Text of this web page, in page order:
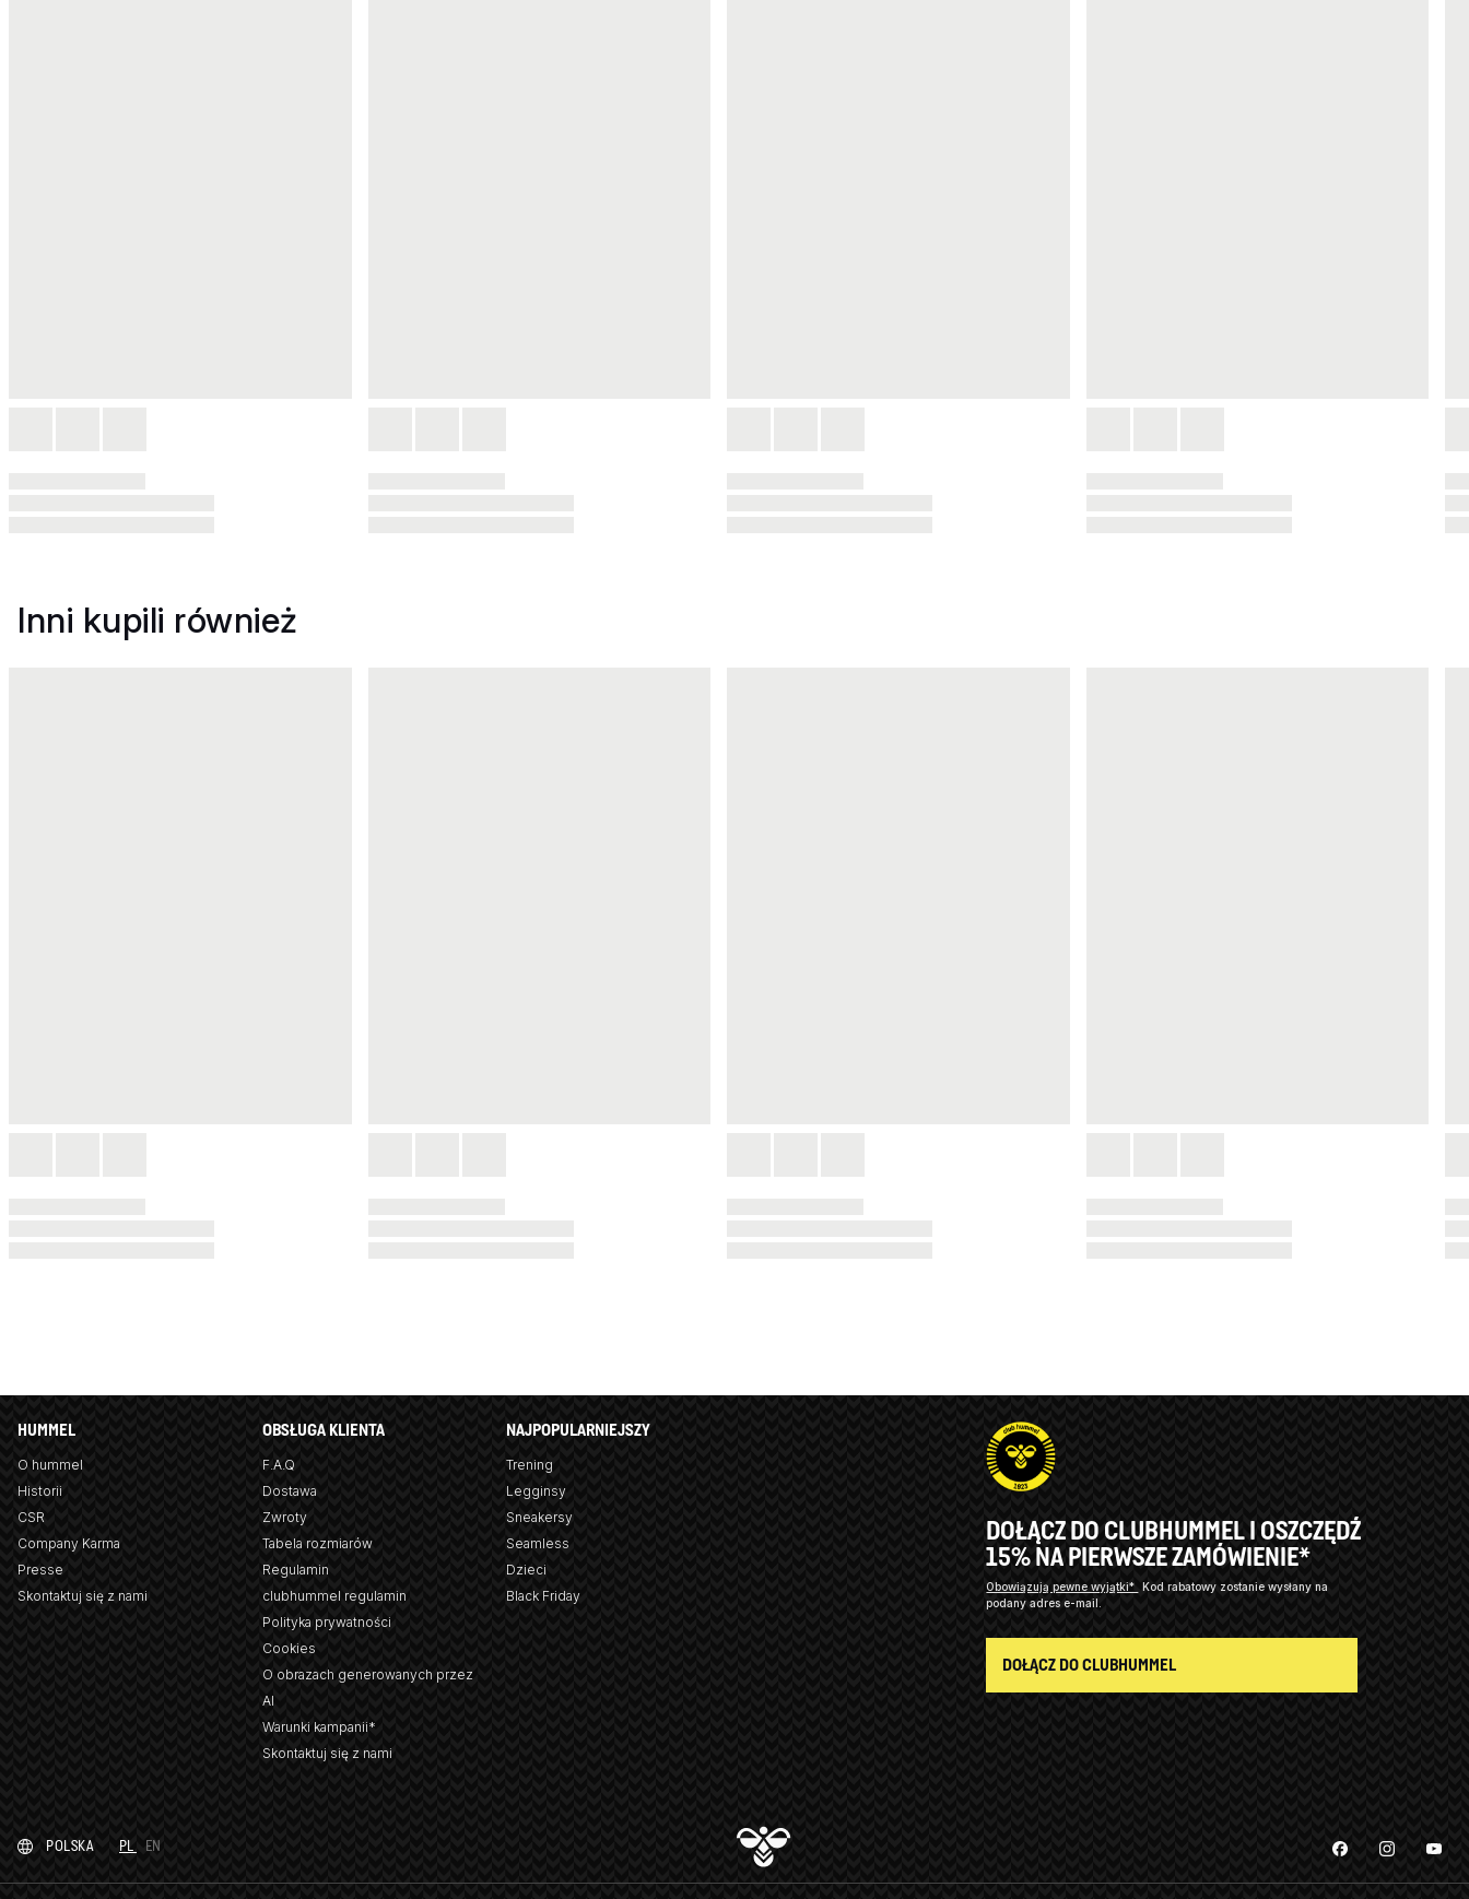
Inni kupili również
HUMMEL
O hummel
Historii
CSR
Company Karma
Presse
Skontaktuj się z nami
OBSŁUGA KLIENTA
F.A.Q
Dostawa
Zwroty
Tabela rozmiarów
Regulamin
clubhummel regulamin
Polityka prywatności
Cookies
O obrazach generowanych przez
AI
Warunki kampanii*
Skontaktuj się z nami
NAJPOPULARNIEJSZY
Trening
Legginsy
Sneakersy
Seamless
Dzieci
Black Friday
DOŁĄCZ DO CLUBHUMMEL I OSZCZĘDŹ
15% NA PIERWSZE ZAMÓWIENIE*
Obowiązują pewne wyjątki*
Kod rabatowy zostanie wysłany na
podany adres e-mail.
DOŁĄCZ DO CLUBHUMMEL
POLSKA PL EN